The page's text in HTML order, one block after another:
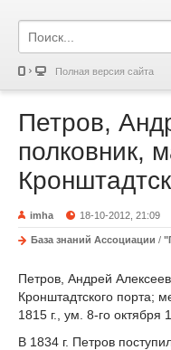
Полная версия сайта
Петров,
полковник,
imha 18-10-2012, 21:09
База знаний Ассоциации /
Петров, Андрей
Кронштадтского порта;
1815 г., ум. 8-го октября
В 1834 г. Петров